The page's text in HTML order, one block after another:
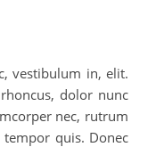
vestibulum in, elit.
dolor nunc
nec, rutrum
quis. Donec